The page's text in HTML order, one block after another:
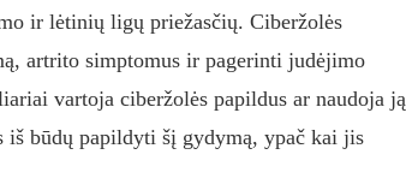
ir lėtinių ligų priežasčių. Ciberžolės
artrito simptomus ir pagerinti judėjimo
vartoja ciberžolės papildus ar naudoja ją
iš būdų papildyti šį gydymą, ypač kai jis